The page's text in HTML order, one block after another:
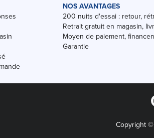
NOS AVANTAGES
200 nuits d'essai : retour,
Retrait gratuit en magasin,
Moyen de paiement,
Garantie
Copyright